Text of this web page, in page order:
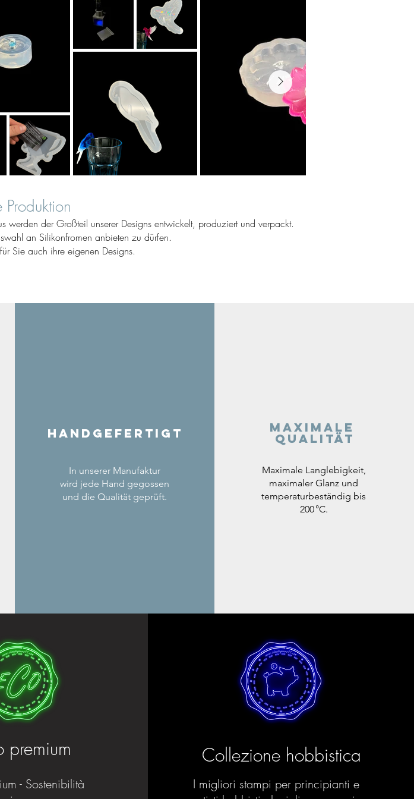
Produktion
werden der Großteil unserer Designs entwickelt, produziert und verpackt.
an Silikonfromen anbieten zu dürfen.
Sie auch ihre eigenen Designs.
Handgefertigt
In unserer Manufaktur
wird jede Hand gegossen
und die Qualität geprüft.
Maximale
Qualität
Maximale Langlebigkeit,
maximaler Glanz und
temperaturbeständig bis
200 °C.
premium
- Sostenibilità
Collezione hobbistica
I migliori stampi per principianti e